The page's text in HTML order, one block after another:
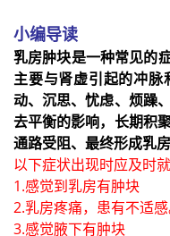
小编导读
乳房肿块是一种常见的
主要与肾虚引起的冲
动、沉思、忧虑、烦躁
去平衡的影响，长期积
通路受阻、最终形成乳房
以下症状出现时应及时就
1.感觉到乳房有肿块
2.乳房疼痛，患有不适感
3.感觉腋下有肿块